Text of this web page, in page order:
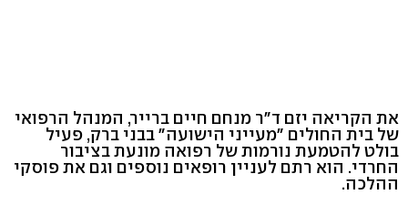
את הקריאה יזם ד"ר מנחם חיים ברייר, המנהל הרפואי
של בית החולים "מעייני הישועה" בבני ברק, פעיל
בולט להטמעת נורמות של רפואה מונעת בציבור
החרדי. הוא רתם לעניין רופאים נוספים וגם את פוסקי
ההלכה.